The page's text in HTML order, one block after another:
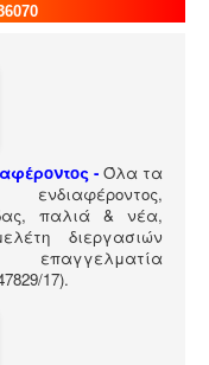
- Όλα τα
παλιά & νέα,
διεργασιών
17).